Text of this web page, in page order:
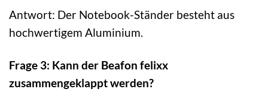
Antwort: Der Notebook-Ständer besteht aus
hochwertigem Aluminium.
Frage 3: Kann der Beafon felixx
zusammengeklappt werden?